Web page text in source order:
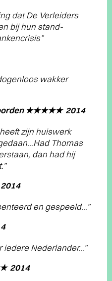
dat De Verleiders
bij hun stand-
wakker
★★★★★ 2014
zijn huiswerk
Thomas
dan had hij
en gespeeld…”
iedere Nederlander…”
2014